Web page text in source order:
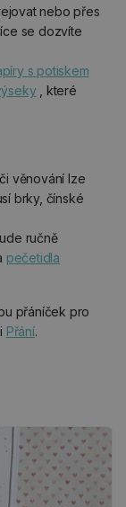
nebo přes
se dozvíte
s potiskem
, které
věnování lze
brky, čínské
ručně
pečetidla
přáníček pro
Přání.